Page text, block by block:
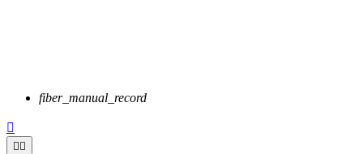
fiber_manual_record

 